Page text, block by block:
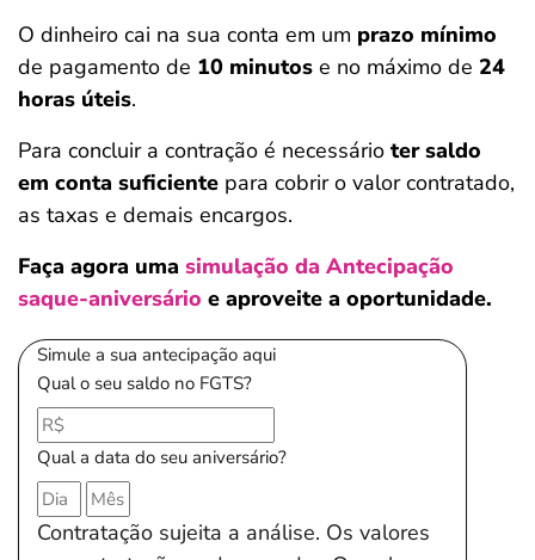
O dinheiro cai na sua conta em um prazo mínimo
de pagamento de 10 minutos e no máximo de 24
horas úteis.
Para concluir a contração é necessário ter saldo
em conta suficiente para cobrir o valor contratado,
as taxas e demais encargos.
Faça agora uma simulação da Antecipação
saque-aniversário e aproveite a oportunidade.
Simule a sua antecipação aqui
Qual o seu saldo no FGTS?
Qual a data do seu aniversário?
Contratação sujeita a análise. Os valores